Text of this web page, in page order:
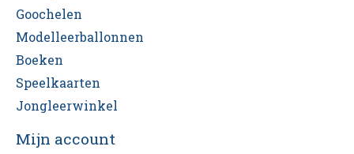
Goochelen
Modelleerballonnen
Boeken
Speelkaarten
Jongleerwinkel
Mijn account